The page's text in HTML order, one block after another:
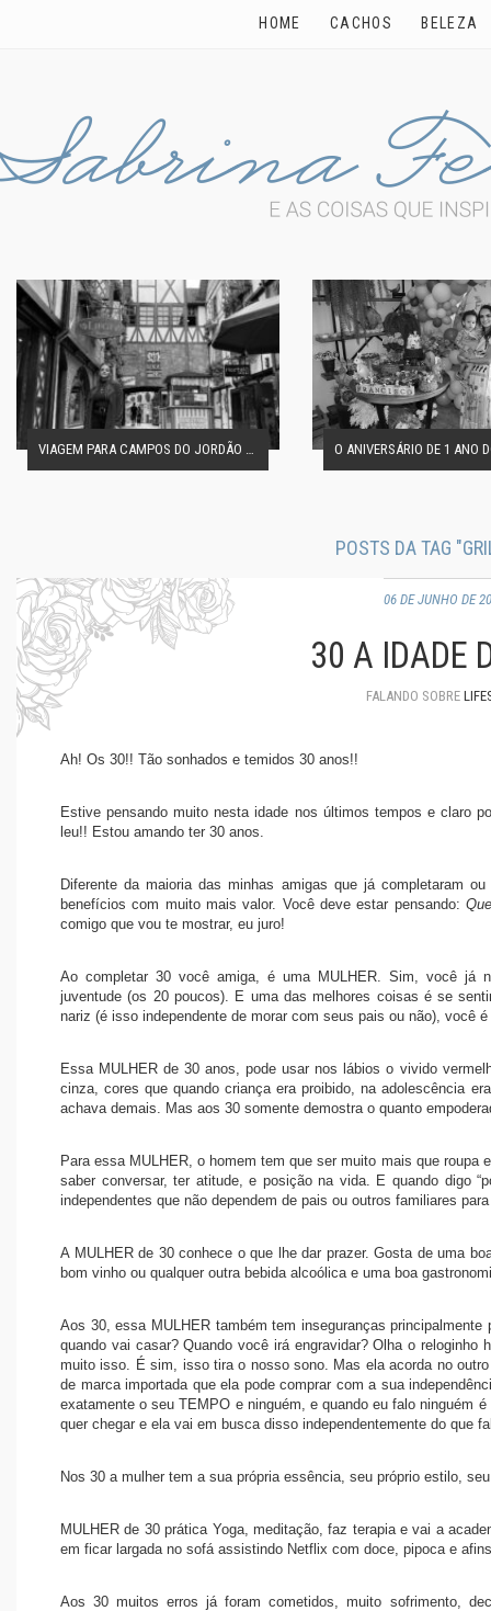
HOME CACHOS BELEZA
VIAGEM PARA CAMPOS DO JORDÃO EM FAMÍLIA
POSTS DA TAG
06 DE JUNHO DE
30 A IDADE
FALANDO SOBRE
Ah! Os 30!! Tão sonhados e temidos 30 anos!!
Estive pensando muito nesta idade nos últimos tempos e claro
leu!! Estou amando ter 30 anos.
Diferente da maioria das minhas amigas que já completaram
benefícios com muito mais valor. Você deve estar pensando:
comigo que vou te mostrar, eu juro!
Ao completar 30 você amiga, é uma MULHER. Sim, você já
juventude (os 20 poucos). E uma das melhores coisas é se
nariz (é isso independente de morar com seus pais ou não), você
Essa MULHER de 30 anos, pode usar nos lábios o vivido
cinza, cores que quando criança era proibido, na adolescência
achava demais. Mas aos 30 somente demostra o quanto
Para essa MULHER, o homem tem que ser muito mais que roupa
saber conversar, ter atitude, e posição na vida. E quando digo
independentes que não dependem de pais ou outros familiares
A MULHER de 30 conhece o que lhe dar prazer. Gosta de uma
bom vinho ou qualquer outra bebida alcoólica e uma boa
Aos 30, essa MULHER também tem inseguranças
quando vai casar? Quando você irá engravidar? Olha o
muito isso. É sim, isso tira o nosso sono. Mas ela acorda no
de marca importada que ela pode comprar com a sua
exatamente o seu TEMPO e ninguém, e quando eu falo ninguém
quer chegar e ela vai em busca disso independentemente do que
Nos 30 a mulher tem a sua própria essência, seu próprio estilo,
MULHER de 30 prática Yoga, meditação, faz terapia e vai a
em ficar largada no sofá assistindo Netflix com doce, pipoca e
Aos 30 muitos erros já foram cometidos, muito sofrimento,